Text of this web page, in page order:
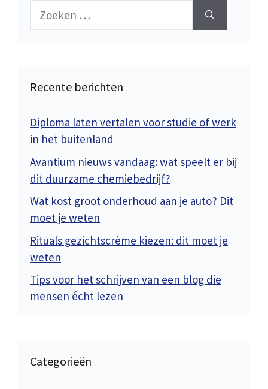
Zoek
Recente berichten
Diploma laten vertalen voor studie of werk
in het buitenland
Avantium nieuws vandaag: wat speelt er bij
dit duurzame chemiebedrijf?
Wat kost groot onderhoud aan je auto? Dit
moet je weten
Rituals gezichtscrème kiezen: dit moet je
weten
Tips voor het schrijven van een blog die
mensen écht lezen
Categorieën